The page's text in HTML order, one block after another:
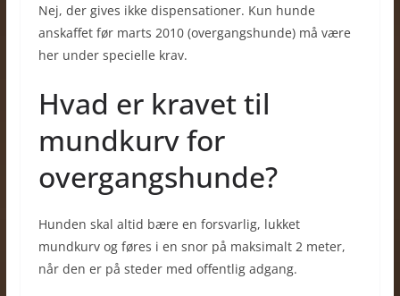
Nej, der gives ikke dispensationer. Kun hunde
anskaffet før marts 2010 (overgangshunde) må være
her under specielle krav.
Hvad er kravet til
mundkurv for
overgangshunde?
Hunden skal altid bære en forsvarlig, lukket
mundkurv og føres i en snor på maksimalt 2 meter,
når den er på steder med offentlig adgang.